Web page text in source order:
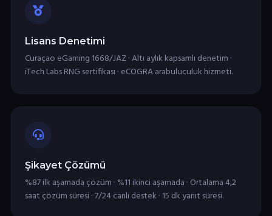
Lisans Denetimi
Curaçao eGaming 1668/JAZ · Altı aylık kapsamlı denetim ·
iTech Labs RNG sertifikası · eCOGRA arabuluculuk hizmeti.
Şikayet Çözümü
%87 ilk aşamada çözüm · %11 ikinci aşamada · Ortalama 4,2
saat çözüm süresi · 7/24 canlı destek · 15 dk yanıt süresi.